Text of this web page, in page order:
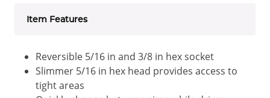
Item Features
Reversible 5/16 in and 3/8 in hex socket
Slimmer 5/16 in hex head provides access to
tight areas